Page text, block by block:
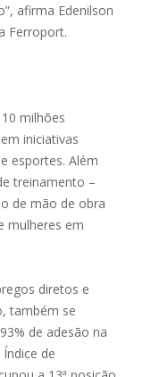
afirma Edenilson
Ferroport.
milhões
iniciativas
esportes. Além
treinamento –
de mão de obra
mulheres em
diretos e
também se
de adesão na
de